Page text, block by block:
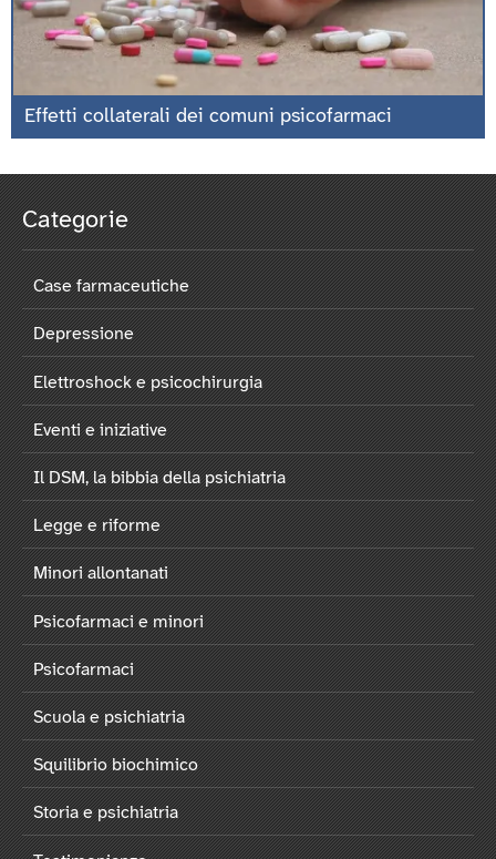
Effetti collaterali dei comuni psicofarmaci
Categorie
Case farmaceutiche
Depressione
Elettroshock e psicochirurgia
Eventi e iniziative
Il DSM, la bibbia della psichiatria
Legge e riforme
Minori allontanati
Psicofarmaci e minori
Psicofarmaci
Scuola e psichiatria
Squilibrio biochimico
Storia e psichiatria